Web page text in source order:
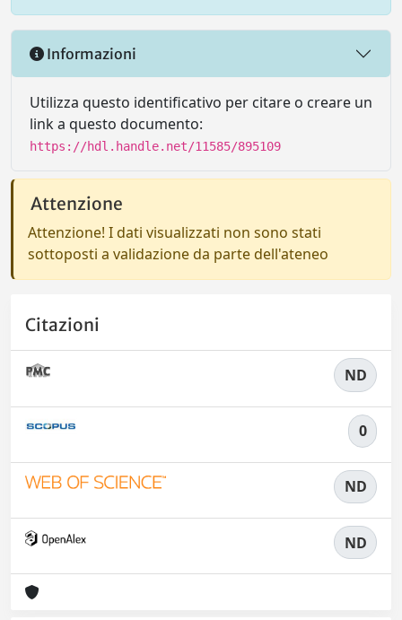
Informazioni
Utilizza questo identificativo per citare o creare un
link a questo documento:
https://hdl.handle.net/11585/895109
Attenzione
Attenzione! I dati visualizzati non sono stati
sottoposti a validazione da parte dell'ateneo
Citazioni
ND
0
ND
ND